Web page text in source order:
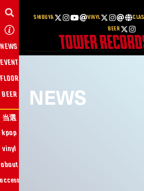
SHIBUYA VINYL
BEER
NEWS
EVENT
当選
FLOOR
BEER
kpop
vinyl
about
NEWS